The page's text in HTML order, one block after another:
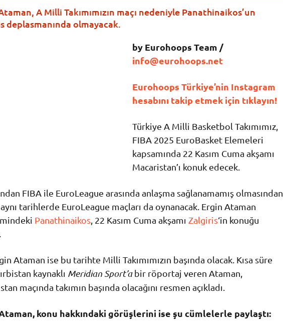
A Milli Takımımızın maçı nedeniyle Panathinaikos’un
deplasmanında olmayacak.
by Eurohoops Team /
info@eurohoops.net
Eurohoops Türkiye’nin Instagram
hesabını takip etmek için tıklayın!
Türkiye A Milli Basketbol Takımımız,
FIBA 2025 EuroBasket Elemeleri
kapsamında 22 Kasım Cuma akşamı
Macaristan’ı konuk edecek.
FIBA ile EuroLeague arasında anlaşma sağlanamamış olmasından
tarihlerde EuroLeague maçları da oynanacak. Ergin Ataman
Panathinaikos , 22 Kasım Cuma akşamı Zalgiris‘in konuğu
Ataman ise bu tarihte Milli Takımımızın başında olacak. Kısa süre
kaynaklı Meridian Sport’abir röportaj veren Ataman,
maçında takımın başında olacağını resmen açıkladı.
konu hakkındaki görüşlerini ise şu cümlelerle paylaştı: